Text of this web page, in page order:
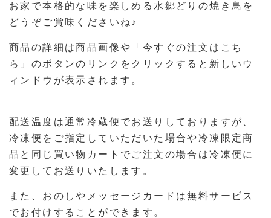
お家で本格的な味を楽しめる水郷どりの焼き鳥を
どうぞご賞味くださいね♪
商品の詳細は商品画像や「今すぐの注文はこち
ら」のボタンのリンクをクリックすると新しいウ
ィンドウが表示されます。
配送温度は通常冷蔵便でお送りしておりますが、
冷凍便をご指定していただいた場合や冷凍限定商
品と同じ買い物カートでご注文の場合は冷凍便に
変更してお送りいたします。
また、おのしやメッセージカードは無料サービス
でお付けすることができます。